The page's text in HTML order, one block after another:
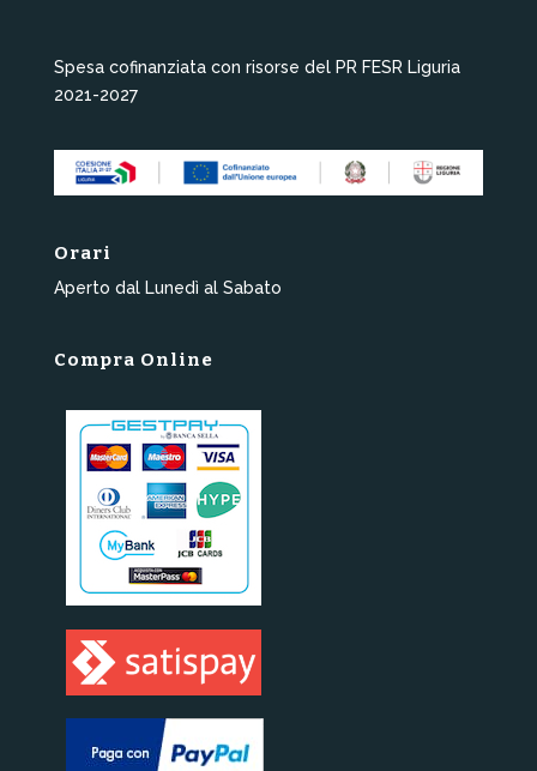
Spesa cofinanziata con risorse del PR FESR Liguria
2021-2027
Orari
Aperto dal Lunedì al Sabato
Compra Online